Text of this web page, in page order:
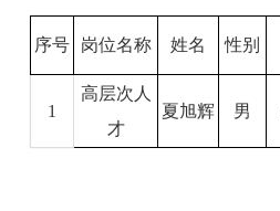
序号 岗位名称 姓名 性别
1
高层次人
才
夏旭辉 男